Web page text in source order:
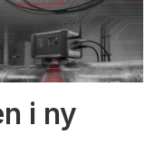
i ny